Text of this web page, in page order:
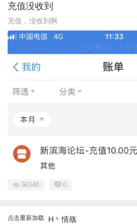
充值没收到
充值，没收到啊
56348 0
点击重新加载 H丶情殇